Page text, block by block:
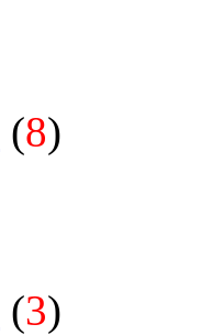
(8)
(3)